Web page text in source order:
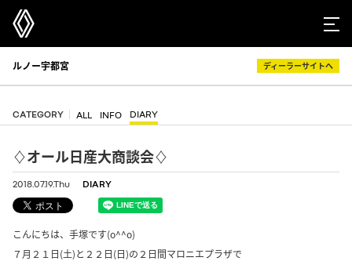
ルノー宇都宮 ディーラーサイトへ
CATEGORY ALL INFO DIARY
♢オール日産大商談会♢
2018.07.19.Thu DIARY
こんにちは、手塚です(o^^o)
７月２１日(土)と２２日(日)の２日間マロニエプラザで